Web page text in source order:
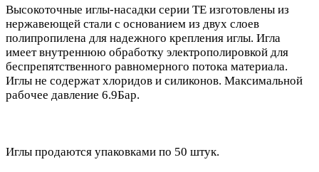
Высокоточные иглы-насадки серии TE изготовлены из
нержавеющей стали с основанием из двух слоев
полипропилена для надежного крепления иглы. Игла
имеет внутреннюю обработку электрополировкой для
беспрепятственного равномерного потока материала.
Иглы не содержат хлоридов и силиконов. Максимальной
рабочее давление 6.9Бар.
Иглы продаются упаковками по 50 штук.